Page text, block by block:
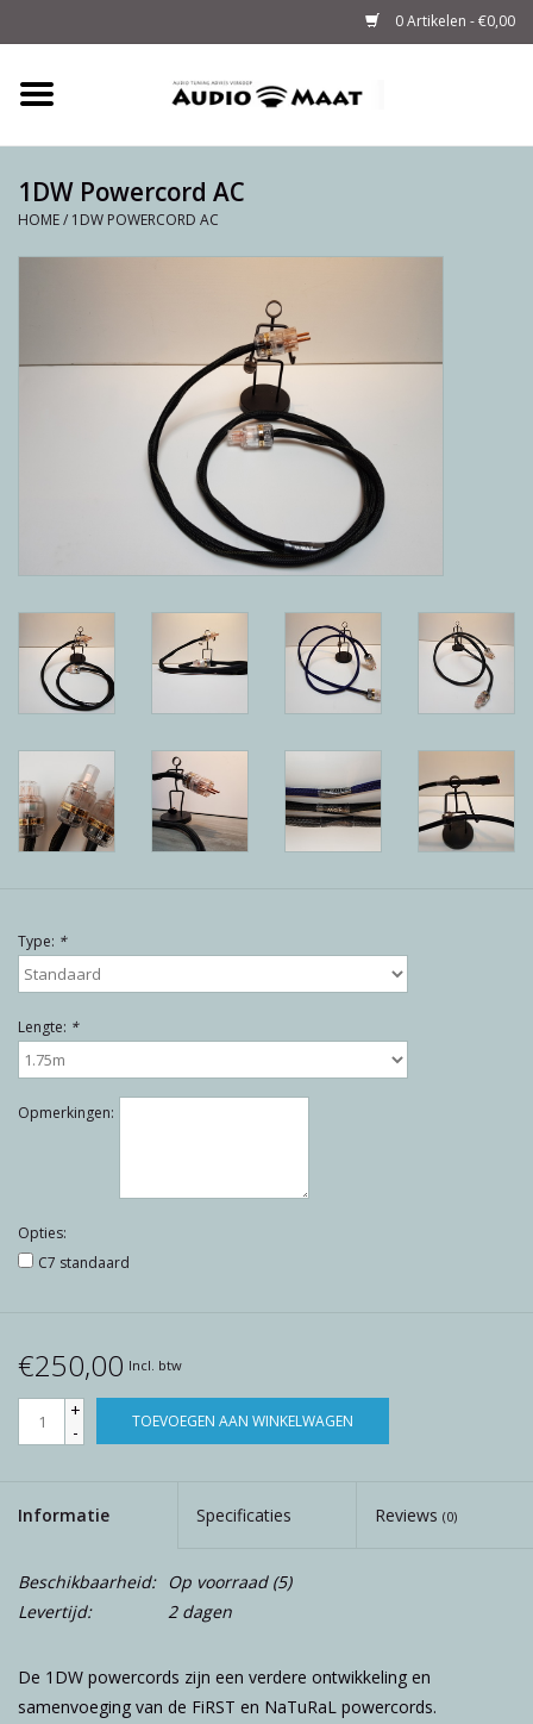
0 Artikelen - €0,00
Tuning
Blog
Merken
1DW Powercord AC
HOME/ 1DW POWERCORD AC
Type: *
Lengte: *
Opmerkingen:
Opties:
C7 standaard
€250,00 Incl. btw
+
-
TOEVOEGEN AAN WINKELWAGEN
Informatie Specificaties Reviews (0)
Beschikbaarheid: Op voorraad(5)
Levertijd:
2 dagen
De 1DW powercords zijn een verdere ontwikkeling en
samenvoeging van de FiRST en NaTuRaL powercords.